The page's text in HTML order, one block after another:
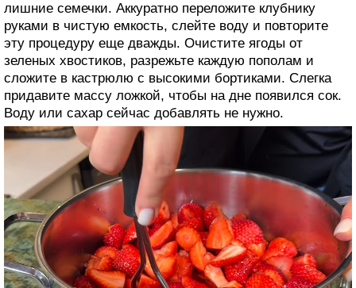
лишние семечки. Аккуратно переложите клубнику
руками в чистую емкость, слейте воду и повторите
эту процедуру еще дважды. Очистите ягоды от
зеленых хвостиков, разрежьте каждую пополам и
сложите в кастрюлю с высокими бортиками. Слегка
придавите массу ложкой, чтобы на дне появился сок.
Воду или сахар сейчас добавлять не нужно.